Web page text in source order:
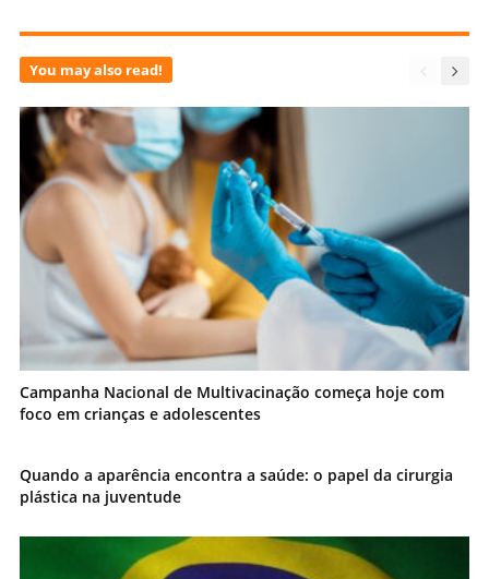
You may also read!
Campanha Nacional de Multivacinação começa hoje com
foco em crianças e adolescentes
Quando a aparência encontra a saúde: o papel da cirurgia
plástica na juventude